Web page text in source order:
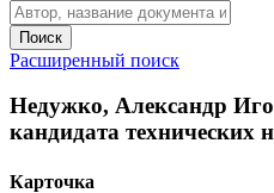
Поиск
Расширенный поиск
Недужко, Александр
кандидата технических
Карточка